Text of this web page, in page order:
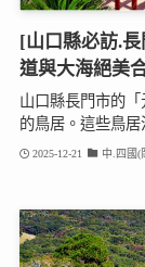
[山口縣必訪.
道與大海絕美
山口縣長門市的
的鳥居。這些鳥居
2025-12-21 中.四國(